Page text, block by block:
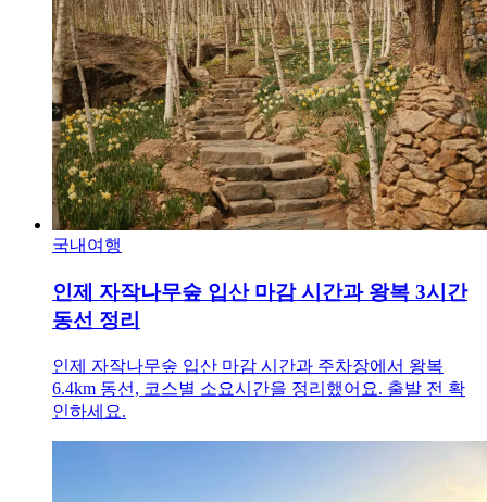
국내여행
인제 자작나무숲 입산 마감 시간과 왕복 3시간
동선 정리
인제 자작나무숲 입산 마감 시간과 주차장에서 왕복
6.4km 동선, 코스별 소요시간을 정리했어요. 출발 전 확
인하세요.